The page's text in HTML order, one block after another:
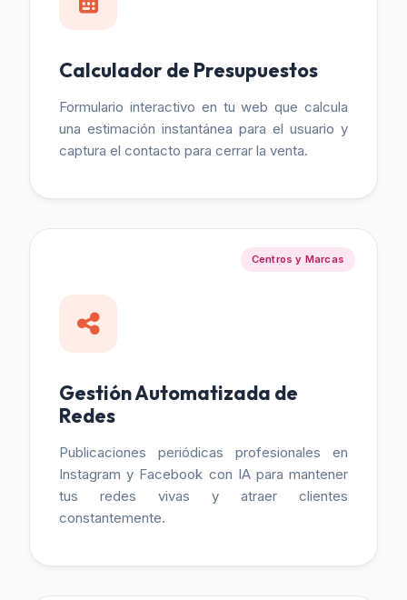
Calculador de Presupuestos
Formulario interactivo en tu web que calcula
una estimación instantánea para el usuario y
captura el contacto para cerrar la venta.
Centros y Marcas
Gestión Automatizada de
Redes
Publicaciones periódicas profesionales en
Instagram y Facebook con IA para mantener
tus redes vivas y atraer clientes
constantemente.